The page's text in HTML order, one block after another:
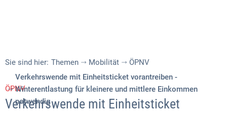
Sie sind hier: Themen Mobilität
ÖPNV
Verkehrswende mit Einheitsticket vorantreiben -
Winterentlastung für kleinere und mittlere Einkommen
notwendig
ÖPNV
Verkehrswende mit Einheitsticket